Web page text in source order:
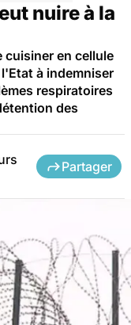
nuire à la
cuisiner en cellule
à indemniser
respiratoires
des
Partager